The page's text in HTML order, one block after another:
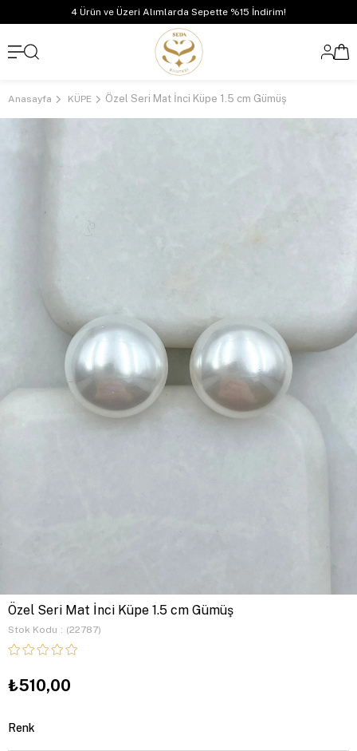
4 Ürün ve Üzeri Alımlarda Sepette %15 İndirim!
Anasayfa KÜPE Özel Seri Mat İnci Küpe 1.5 cm Gümüş
Özel Seri Mat İnci Küpe 1.5 cm Gümüş
Stok Kodu (22787)
₺510,00
Renk